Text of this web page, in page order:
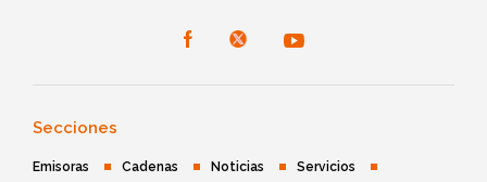
Secciones
Emisoras Cadenas Noticias Servicios